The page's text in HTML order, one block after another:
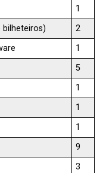
1
bilheteiros)
2
1
5
1
1
1
9
3